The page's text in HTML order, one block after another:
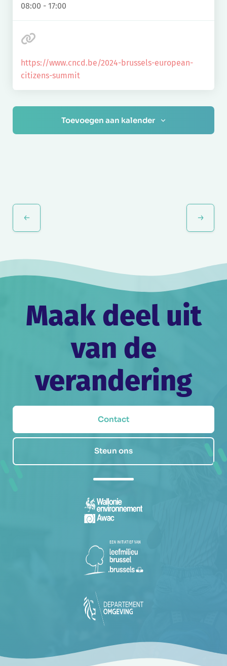
08:00 - 17:00
https://www.cncd.be/2024-brussels-european-
citizens-summit
Toevoegen aan kalender
Navigatie
Maak deel uit
van de
verandering
Contact
Steun ons